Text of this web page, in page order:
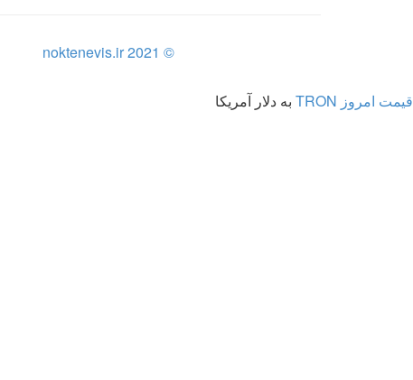
© noktenevis.ir 2021
قیمت امروز TRON به دلار آمریکا